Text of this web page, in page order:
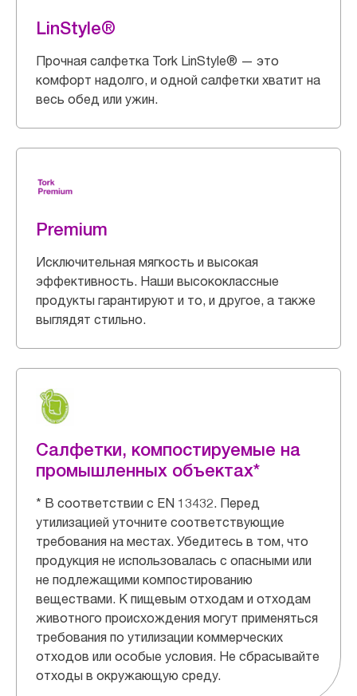
LinStyle®
Прочная салфетка Tork LinStyle® — это
комфорт надолго, и одной салфетки хватит на
весь обед или ужин.
Premium
Исключительная мягкость и высокая
эффективность. Наши высококлассные
продукты гарантируют и то, и другое, а также
выглядят стильно.
Салфетки, компостируемые на
промышленных объектах*
* В соответствии с EN 13432. Перед
утилизацией уточните соответствующие
требования на местах. Убедитесь в том, что
продукция не использовалась с опасными или
не подлежащими компостированию
веществами. К пищевым отходам и отходам
животного происхождения могут применяться
требования по утилизации коммерческих
отходов или особые условия. Не сбрасывайте
отходы в окружающую среду.